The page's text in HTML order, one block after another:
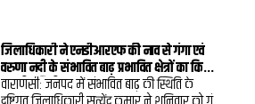
जिलाधिकारी ने एनडीआरएफ की नाव से गंगा एवं
वरुणा नदी के संभावित बाढ़ प्रभावित क्षेत्रों का किया
स्थलीय निरीक्षण
वाराणसी: जनपद में संभावित बाढ़ की स्थिति के